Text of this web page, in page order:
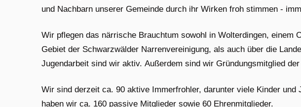
und Nachbarn unserer Gemeinde durch ihr Wirken froh stimmen -
Wir pflegen das närrische Brauchtum sowohl in Wolterdingen, einem
Gebiet der Schwarzwälder Narrenvereinigung, als auch über die
Jugendarbeit sind wir aktiv. Außerdem sind wir Gründungsmitglied
Wir sind derzeit ca. 90 aktive Immerfrohler, darunter viele Kinder und
haben wir ca. 160 passive Mitglieder sowie 60 Ehrenmitglieder.